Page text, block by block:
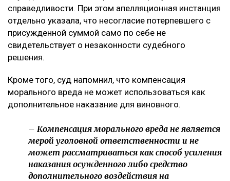
Судебная коллегия оставила жалобу без
удовлетворения, подчеркнув, что оснований для
изменения размера компенсации не установлено. В
постановлении отмечается, что определение суммы
компенсации относится к оценочным полномочиям
суда и производится с учетом конкретных
обстоятельств дела, характера нравственных
страданий потерпевшего, степени вины
справедливости. При этом апелляционная инстанция
отдельно указала, что несогласие потерпевшего с
присужденной суммой само по себе не
свидетельствует о незаконности судебного
решения.